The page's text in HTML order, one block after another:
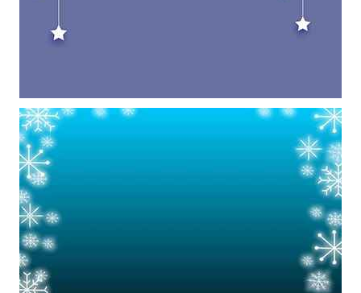
Khung ảnh nền powerpoint với bối cảnh những ngôi sao treo lơ lững